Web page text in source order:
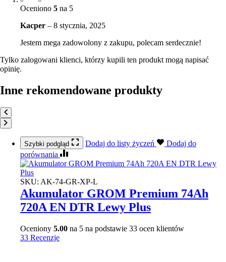
Oceniono 5 na 5
Kacper – 8 stycznia, 2025
Jestem mega zadowolony z zakupu, polecam serdecznie!
Tylko zalogowani klienci, którzy kupili ten produkt mogą napisać
opinię.
Inne rekomendowane produkty
Szybki podgląd Dodaj do listy życzeń
Dodaj do
porównania
SKU: AK-74-GR-XP-L
Akumulator GROM Premium 74Ah
720A EN DTR Lewy Plus
Oceniony 5.00 na 5 na podstawie 33 ocen klientów
33 Recenzje